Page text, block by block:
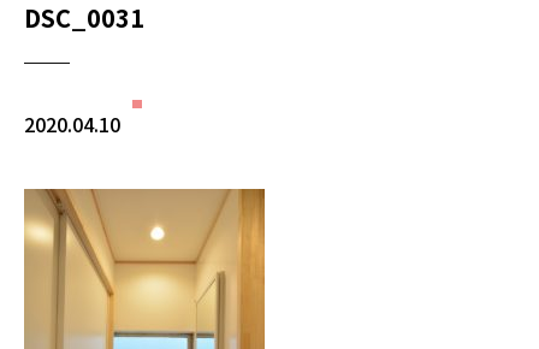
DSC_0031
2020.04.10